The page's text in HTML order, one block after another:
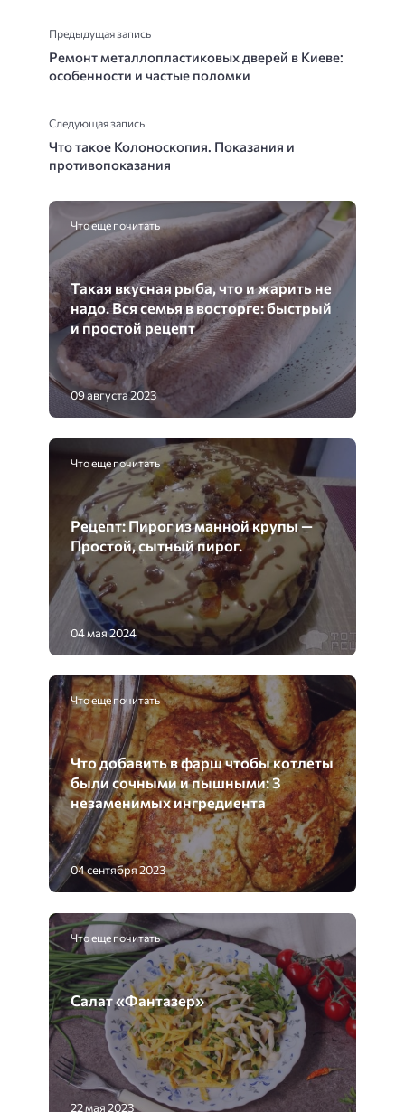
Предыдущая запись
Ремонт металлопластиковых дверей в Киеве:
особенности и частые поломки
Следующая запись
Что такое Колоноскопия. Показания и
противопоказания
Что еще почитать
Такая вкусная рыба, что и жарить не
надо. Вся семья в восторге: быстрый
и простой рецепт
09 августа 2023
Что еще почитать
Рецепт: Пирог из манной крупы —
Простой, сытный пирог.
04 мая 2024
Что еще почитать
Что добавить в фарш чтобы котлеты
были сочными и пышными: 3
незаменимых ингредиента
04 сентября 2023
Что еще почитать
Салат «Фантазер»
22 мая 2023